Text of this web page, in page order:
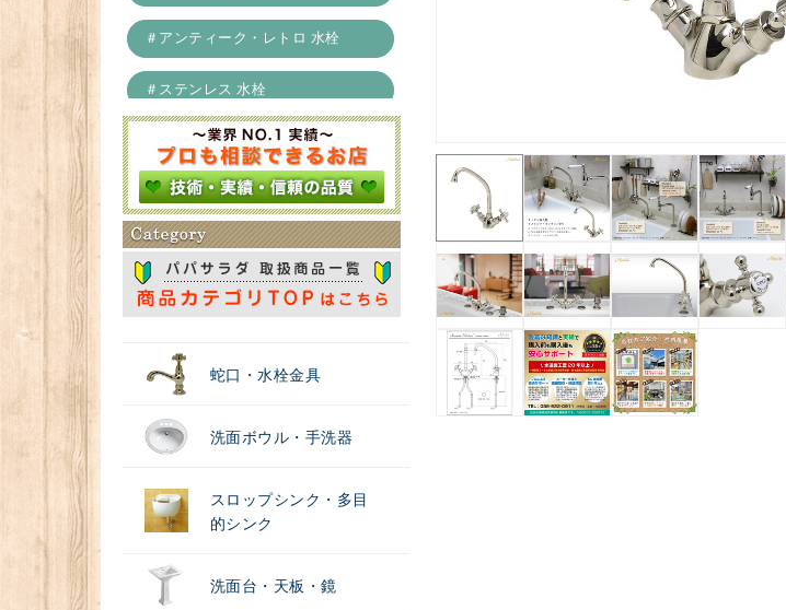
＃アンティーク・レトロ 水栓
＃ステンレス 水栓
＃浄水器
蛇口・水栓金具
洗面ボウル・手洗器
スロップシンク・多目
的シンク
洗面台・天板・鏡